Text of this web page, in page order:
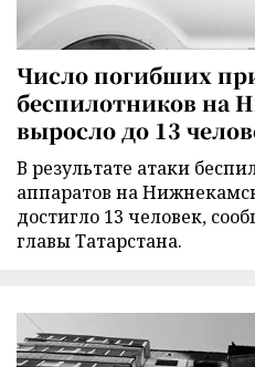
Число погибших
беспилотников на
выросло до 13
В результате атаки
аппаратов на
достигло 13 человек,
главы Татарстана.